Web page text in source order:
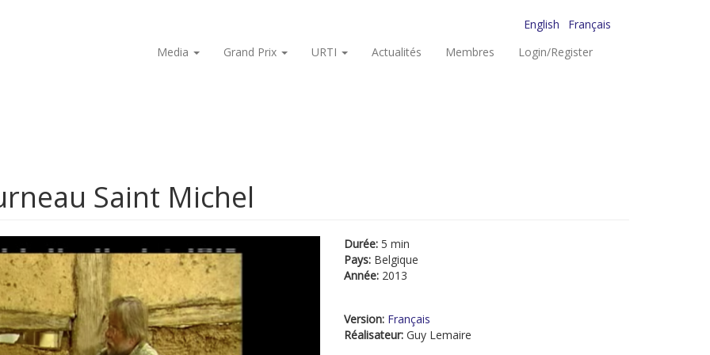
English
Français
Media
Grand Prix URTI Actualités Membres Login/Register
Saint Michel
Durée: 5 min
Pays: Belgique
Année: 2013
Version: Français
Réalisateur: Guy Lemaire